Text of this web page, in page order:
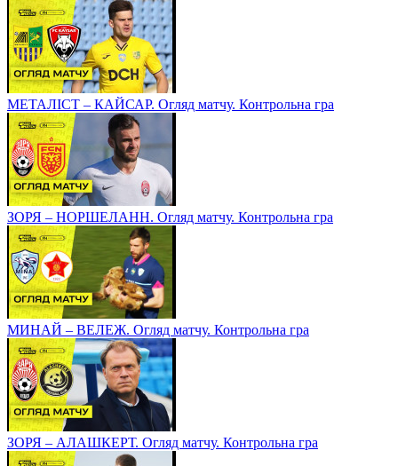
МЕТАЛІСТ – КАЙСАР. Огляд матчу. Контрольна гра
ЗОРЯ – НОРШЕЛАНН. Огляд матчу. Контрольна гра
МИНАЙ – ВЕЛЕЖ. Огляд матчу. Контрольна гра
ЗОРЯ – АЛАШКЕРТ. Огляд матчу. Контрольна гра